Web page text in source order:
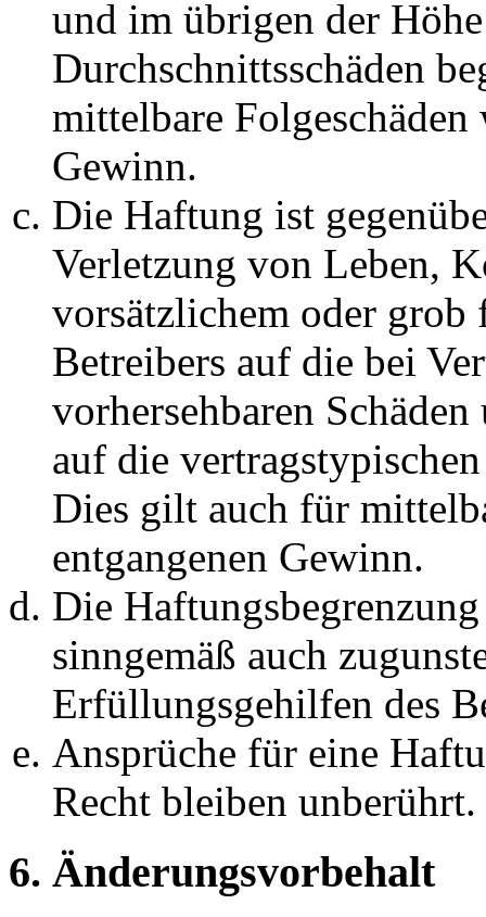
und im übrigen der
Durchschnittsschäden
mittelbare Folgeschäden
Gewinn.
Die Haftung ist
Verletzung von Leben,
vorsätzlichem oder grob
Betreibers auf die bei
vorhersehbaren
auf die
Dies gilt auch für
entgangenen Gewinn.
Die
sinngemäß auch
Erfüllungsgehilfen des
Ansprüche für eine
Recht bleiben unberührt.
6. Änderungsvorbehalt